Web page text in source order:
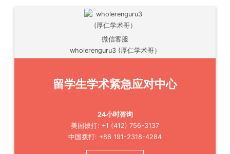
微信客服
wholerenguru3 (厚仁学术哥）
留学生学术紧急应对中心
24小时咨询
美国拨打: +1 (412) 756-3137
中国拨打: +86 191-2318-4284